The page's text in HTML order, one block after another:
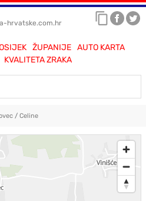
hrvatske.com.hr
ŽUPANIJE
AUTO KARTA
KVALITETA ZRAKA
/ Celine